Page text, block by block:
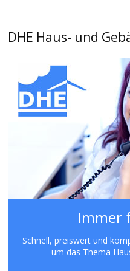
DHE Haus- und
Immer
Schnell, preiswert und
um das Thema